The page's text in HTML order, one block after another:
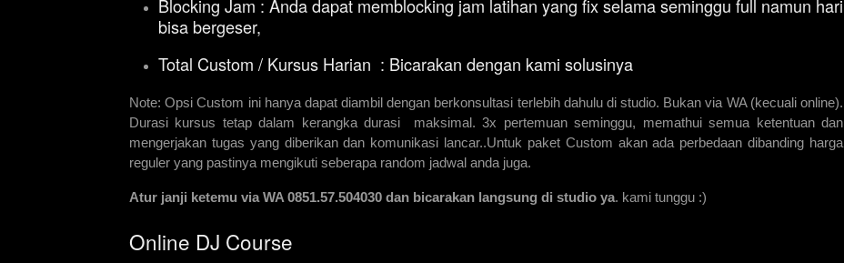
Blocking Jam : Anda dapat memblocking jam latihan yang fix selama seminggu full namun hari
bisa bergeser,
Total Custom / Kursus Harian : Bicarakan dengan kami solusinya
Note: Opsi Custom ini hanya dapat diambil dengan berkonsultasi terlebih dahulu di studio. Bukan via WA (kecuali online).
Durasi kursus tetap dalam kerangka durasi maksimal. 3x pertemuan seminggu, memathui semua ketentuan dan
mengerjakan tugas yang diberikan dan komunikasi lancar..Untuk paket Custom akan ada perbedaan dibanding harga
reguler yang pastinya mengikuti seberapa random jadwal anda juga.
Atur janji ketemu via WA 0851.57.504030 dan bicarakan langsung di studio ya. kami tunggu :)
Online DJ Course